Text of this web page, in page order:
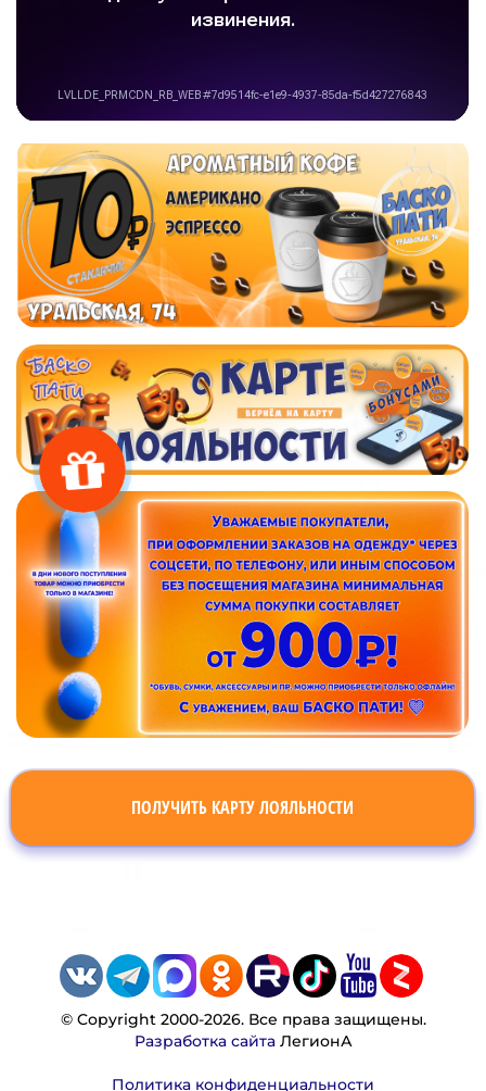
ПОЛУЧИТЬ КАРТУ ЛОЯЛЬНОСТИ
© Copyright 2000-2026. Все права защищены.
Разработка сайтаЛегионА
Политика конфиденциальности